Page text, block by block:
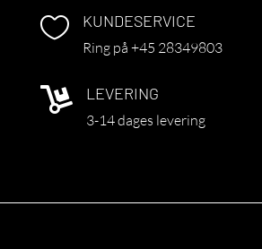
 KUNDESERVICE
Ring på +45 28349803
 LEVERING
3-14 dages levering